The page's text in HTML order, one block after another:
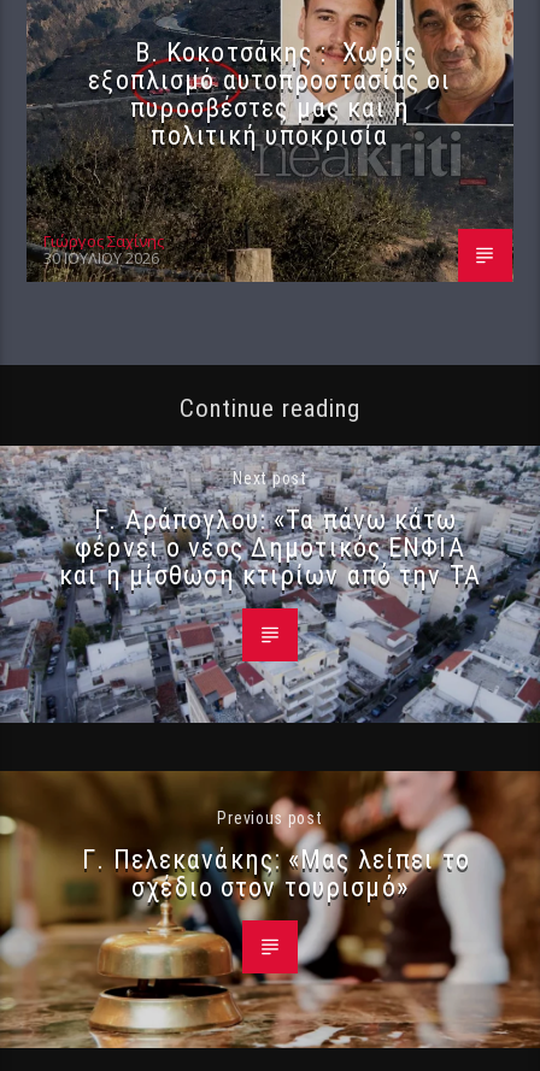
Β. Κοκοτσάκης : Χωρίς
εξοπλισμό αυτοπροστασίας οι
πυροσβέστες μας και η
πολιτική υποκρισία
Γιώργος Σαχίνης
30 ΙΟΥΛΊΟΥ 2026
Continue reading
Next post
Γ. Αράπογλου: «Τα πάνω κάτω
φέρνει ο νέος Δημοτικός ΕΝΦΙΑ
και η μίσθωση κτιρίων από την ΤΑ
Previous post
Γ. Πελεκανάκης: «Μας λείπει το
σχέδιο στον τουρισμό»